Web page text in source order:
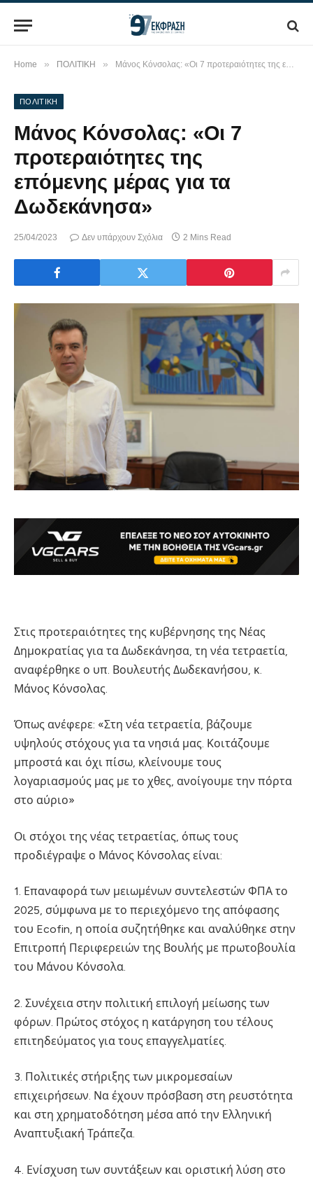
Home » ΠΟΛΙΤΙΚΗ » Μάνος Κόνσολας: «Οι 7 προτεραιότητες της επόμενης μέρας για τα Δωδεκάνησα»
ΠΟΛΙΤΙΚΗ
Μάνος Κόνσολας: «Οι 7
προτεραιότητες της
επόμενης μέρας για τα
Δωδεκάνησα»
25/04/2023 Δεν υπάρχουν Σχόλια 2 Mins Read
Στις προτεραιότητες της κυβέρνησης της Νέας
Δημοκρατίας για τα Δωδεκάνησα, τη νέα τετραετία,
αναφέρθηκε ο υπ. Βουλευτής Δωδεκανήσου, κ.
Μάνος Κόνσολας.
Όπως ανέφερε: «Στη νέα τετραετία, βάζουμε
υψηλούς στόχους για τα νησιά μας. Κοιτάζουμε
μπροστά και όχι πίσω, κλείνουμε τους
λογαριασμούς μας με το χθες, ανοίγουμε την πόρτα
στο αύριο»
Οι στόχοι της νέας τετραετίας, όπως τους
προδιέγραψε ο Μάνος Κόνσολας είναι:
1. Επαναφορά των μειωμένων συντελεστών ΦΠΑ το
2025, σύμφωνα με το περιεχόμενο της απόφασης
του Ecofin, η οποία συζητήθηκε και αναλύθηκε στην
Επιτροπή Περιφερειών της Βουλής με πρωτοβουλία
του Μάνου Κόνσολα.
2. Συνέχεια στην πολιτική επιλογή μείωσης των
φόρων. Πρώτος στόχος η κατάργηση του τέλους
επιτηδεύματος για τους επαγγελματίες.
3. Πολιτικές στήριξης των μικρομεσαίων
επιχειρήσεων. Να έχουν πρόσβαση στη ρευστότητα
και στη χρηματοδότηση μέσα από την Ελληνική
Αναπτυξιακή Τράπεζα.
4. Ενίσχυση των συντάξεων και οριστική λύση στο